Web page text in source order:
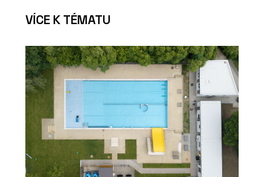
VÍCE K TÉMATU